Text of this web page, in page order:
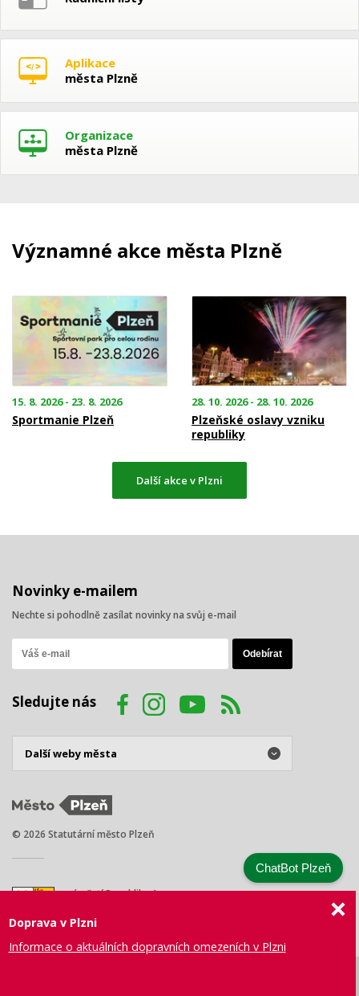
Aplikace
města Plzně
Organizace
města Plzně
Významné akce města Plzně
15. 8. 2026 - 23. 8. 2026
Sportmanie Plzeň
28. 10. 2026 - 28. 10. 2026
Plzeňské oslavy vzniku
republiky
Další akce v Plzni
Novinky e-mailem
Nechte si pohodlně zasílat novinky na svůj e-mail
Sledujte nás
© 2026 Statutární město Plzeň
náměstí Republiky 1
Tel.: +420 378 031 111
Doprava v Plzni
Informace o aktuálních dopravních omezeních v Plzni
ChatBot Plzeň